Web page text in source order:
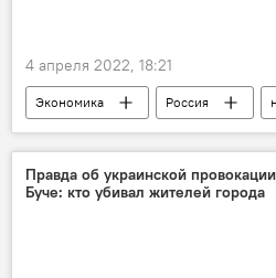
4 апреля 2022, 18:21
Экономика Россия
Правда об украинской
Буче: кто убивал жителей города